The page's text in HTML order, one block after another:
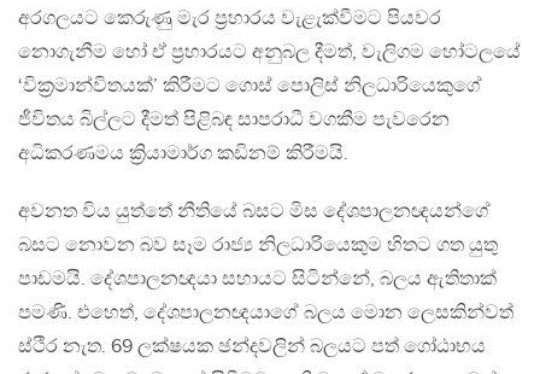
අරගලයට කෙරුණු මැර ප්‍රහාරය වැළැක්වීමට පියවර
නොගැනීම හෝ ඒ ප්‍රහාරයට අනුබල දීමත්, වැලිගම හෝටලයේ
‘වික්‍රමාන්විතයක්’ කිරීමට ගොස් පොලිස් නිලධාරියෙකුගේ
ජීවිතය බිල්ලට දීමත් පිළිබඳ සාපරාධී වගකීම පැවරෙන
අධිකරණමය ක්‍රියාමාර්ග කඩිනම් කිරීමයි.
අවනත විය යුත්තේ නීතියේ බසට මිස දේශපාලනඥයන්ගේ
බසට නොවන බව සෑම රාජ්‍ය නිලධාරියෙකුම හිතට ගත යුතු
පාඩමයි. දේශපාලනඥයා සහායට සිටින්නේ, බලය ඇතිතාක්
පමණි. එහෙත්, දේශපාලනඥයාගේ බලය මොන ලෙසකින්වත්
ස්ථිර නැත. 69 ලක්ෂයක ඡන්දවලින් බලයට පත් ගෝඨාභය